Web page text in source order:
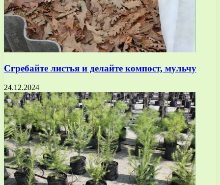
Сгребайте листья и делайте компост, мульчу
24.12.2024